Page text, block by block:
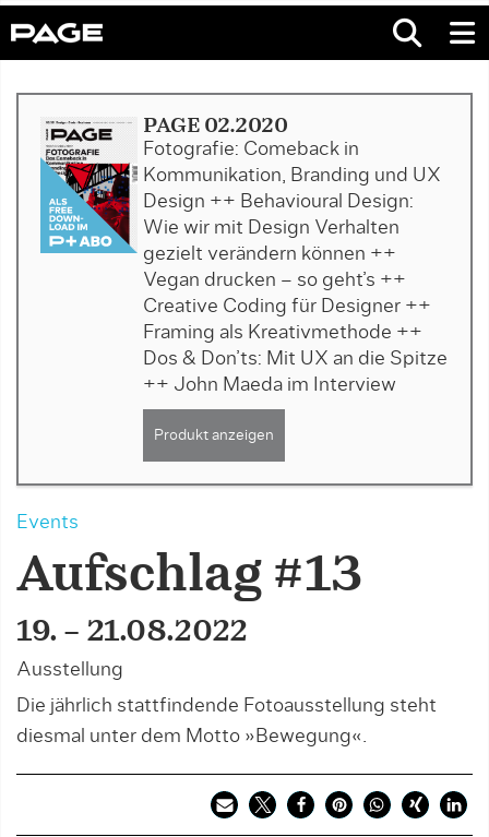
PAGE 02.2020
Fotografie: Comeback in
Kommunikation, Branding und UX
Design ++ Behavioural Design:
Wie wir mit Design Verhalten
gezielt verändern können ++
Vegan drucken – so geht’s ++
Creative Coding für Designer ++
Framing als Kreativmethode ++
Dos & Don’ts: Mit UX an die Spitze
++ John Maeda im Interview
Produkt anzeigen
Events
Aufschlag #13
19. – 21.08.2022
Ausstellung
Die jährlich stattfindende Fotoausstellung steht
diesmal unter dem Motto »Bewegung«.